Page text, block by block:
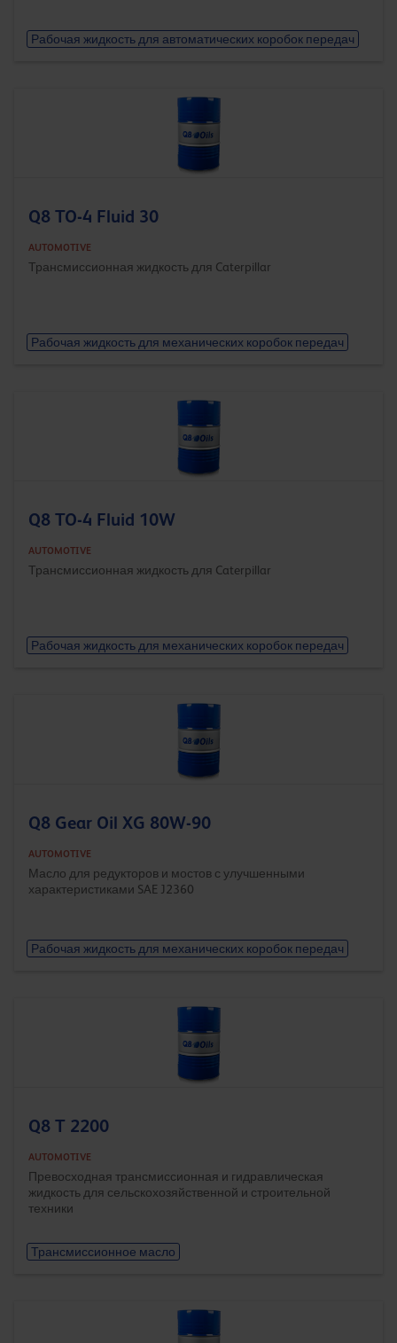
Рабочая жидкость для автоматических коробок передач
Q8 TO-4 Fluid 30
AUTOMOTIVE
Трансмиссионная жидкость для Caterpillar
Рабочая жидкость для механических коробок передач
Q8 TO-4 Fluid 10W
AUTOMOTIVE
Трансмиссионная жидкость для Caterpillar
Рабочая жидкость для механических коробок передач
Q8 Gear Oil XG 80W-90
AUTOMOTIVE
Масло для редукторов и мостов с улучшенными
характеристиками SAE J2360
Рабочая жидкость для механических коробок передач
Q8 T 2200
AUTOMOTIVE
Превосходная трансмиссионная и гидравлическая
жидкость для сельскохозяйственной и строительной
техники
Трансмиссионное масло